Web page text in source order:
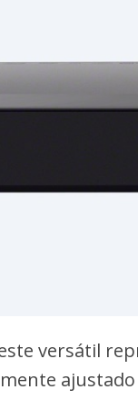
versátil